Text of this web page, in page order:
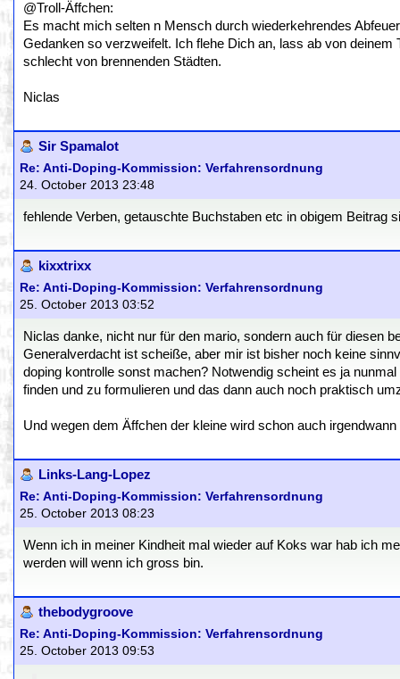
@Troll-Äffchen:
Es macht mich selten n Mensch durch wiederkehrendes
Gedanken so verzweifelt. Ich flehe Dich an, lass ab von
schlecht von brennenden Städten.
Niclas
Sir Spamalot
Re: Anti-Doping-Kommission: Verfahrensordnung
24. October 2013 23:48
fehlende Verben, getauschte Buchstaben etc in obigem Beitrag
kixxtrixx
Re: Anti-Doping-Kommission: Verfahrensordnung
25. October 2013 03:52
Niclas danke, nicht nur für den mario, sondern auch für diesen
Generalverdacht ist scheiße, aber mir ist bisher noch keine
doping kontrolle sonst machen? Notwendig scheint es ja
finden und zu formulieren und das dann auch noch praktisch
Und wegen dem Äffchen der kleine wird schon auch
Links-Lang-Lopez
Re: Anti-Doping-Kommission: Verfahrensordnung
25. October 2013 08:23
Wenn ich in meiner Kindheit mal wieder auf Koks war hab ich
werden will wenn ich gross bin.
thebodygroove
Re: Anti-Doping-Kommission: Verfahrensordnung
25. October 2013 09:53